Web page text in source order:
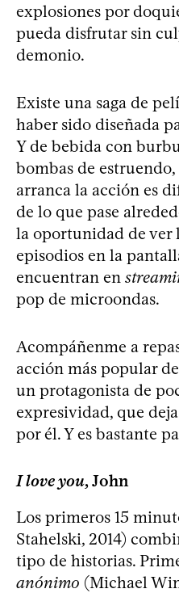
explosiones por
pueda disfrutar sin
demonio.
Existe una saga de
haber sido diseñada
Y de bebida con
bombas de
arranca la acción es
de lo que pase
la oportunidad de ver
episodios en la
encuentran en
pop de microondas.
Acompáñenme a
acción más popular
un protagonista de
expresividad, que
por él. Y es bastante
I love you, John
Los primeros 15
Stahelski, 2014)
tipo de historias.
anónimo (Michael